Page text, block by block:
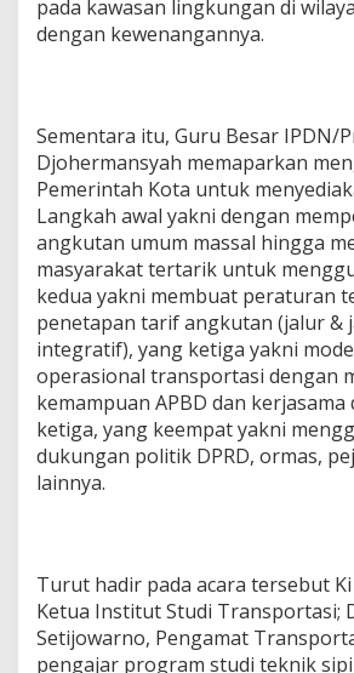
pada kawasan lingkungan di
dengan kewenangannya.
Sementara itu, Guru Besar IPDN/
Djohermansyah memaparkan
Pemerintah Kota untuk
Langkah awal yakni dengan
angkutan umum massal hingga
masyarakat tertarik untuk
kedua yakni membuat peraturan
penetapan tarif angkutan (jalur &
integratif), yang ketiga yakni
operasional transportasi dengan
kemampuan APBD dan
ketiga, yang keempat yakni
dukungan politik DPRD, ormas,
lainnya.
Turut hadir pada acara tersebut
Ketua Institut Studi Transportasi;
Setijowarno, Pengamat
pengajar program studi teknik